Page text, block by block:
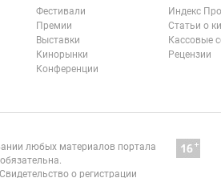
Фестивали
Премии
Выставки
Кинорынки
Конференции
Индекс
Статьи о
Кассовые
Рецензии
любых материалов портала
о регистрации